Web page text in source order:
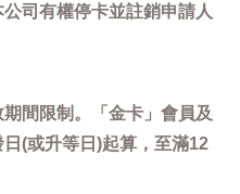
司有權停卡並註銷申請人
期間限制。「金卡」會員及
日(或升等日)起算，至滿12